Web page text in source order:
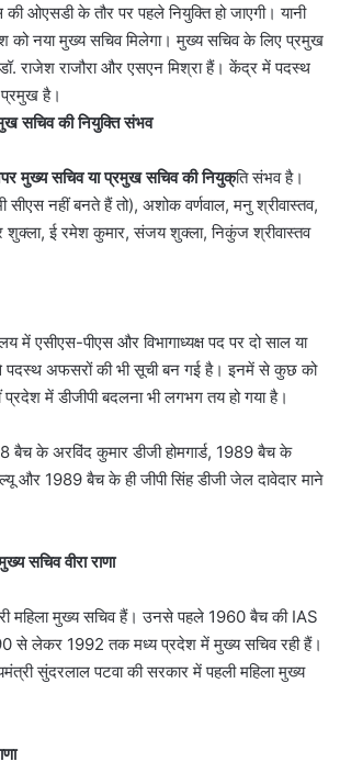
की ओएसडी के तौर पर पहले नियुक्ति हो जाएगी। यानी
को नया मुख्य सचिव मिलेगा। मुख्य सचिव के लिए प्रमुख
डॉ. राजेश राजौरा और एसएन मिश्रा हैं। केंद्र में पदस्थ
है।
सचिव की नियुक्ति संभव
मुख्य सचिव या प्रमुख सचिव की नियुक्ति संभव है।
सीएस नहीं बनते हैं तो), अशोक वर्णवाल, मनु श्रीवास्तव,
ई रमेश कुमार, संजय शुक्ला, निकुंज श्रीवास्तव
में एसीएस-पीएस और विभागाध्यक्ष पद पर दो साल या
अफसरों की भी सूची बन गई है। इनमें से कुछ को
में डीजीपी बदलना भी लगभग तय हो गया है।
बैच के अरविंद कुमार डीजी होमगार्ड, 1989 बैच के
और 1989 बैच के ही जीपी सिंह डीजी जेल दावेदार माने
सचिव वीरा राणा
महिला मुख्य सचिव हैं। उनसे पहले 1960 बैच की IAS
से लेकर 1992 तक मध्य प्रदेश में मुख्य सचिव रही हैं।
सुंदरलाल पटवा की सरकार में पहली महिला मुख्य